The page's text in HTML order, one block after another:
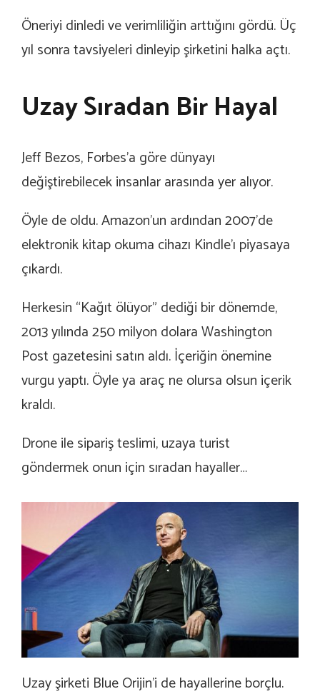
Öneriyi dinledi ve verimliliğin arttığını gördü. Üç
yıl sonra tavsiyeleri dinleyip şirketini halka açtı.
Uzay Sıradan Bir Hayal
Jeff Bezos, Forbes’a göre dünyayı
değiştirebilecek insanlar arasında yer alıyor.
Öyle de oldu. Amazon’un ardından 2007’de
elektronik kitap okuma cihazı Kindle’ı piyasaya
çıkardı.
Herkesin “Kağıt ölüyor” dediği bir dönemde,
2013 yılında 250 milyon dolara Washington
Post gazetesini satın aldı. İçeriğin önemine
vurgu yaptı. Öyle ya araç ne olursa olsun içerik
kraldı.
Drone ile sipariş teslimi, uzaya turist
göndermek onun için sıradan hayaller…
Uzay şirketi Blue Orijin’i de hayallerine borçlu.